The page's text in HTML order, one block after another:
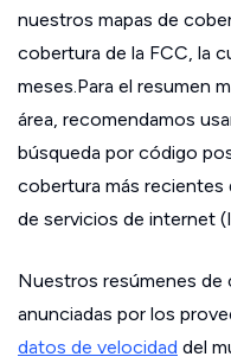
nuestros mapas de
cobertura de la FCC, la
meses.Para el resumen
área, recomendamos
búsqueda por código
cobertura más
de servicios de internet
Nuestros resúmenes de
anunciadas por los
datos de velocidad del